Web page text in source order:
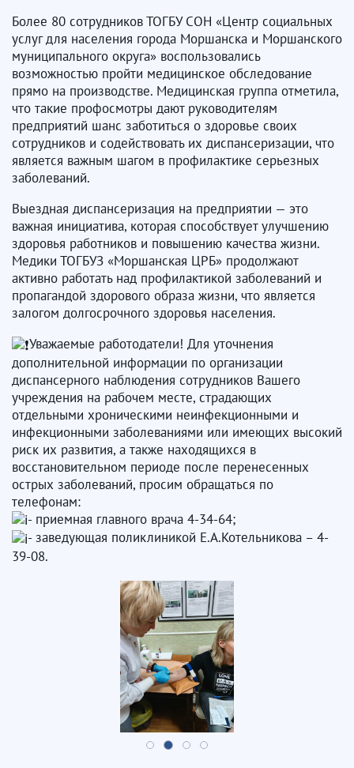
Более 80 сотрудников ТОГБУ СОН «Центр социальных
услуг для населения города Моршанска и Моршанского
муниципального округа» воспользовались
возможностью пройти медицинское обследование
прямо на производстве. Медицинская группа отметила,
что такие профосмотры дают руководителям
предприятий шанс заботиться о здоровье своих
сотрудников и содействовать их диспансеризации, что
является важным шагом в профилактике серьезных
заболеваний.
Выездная диспансеризация на предприятии — это
важная инициатива, которая способствует улучшению
здоровья работников и повышению качества жизни.
Медики ТОГБУЗ «Моршанская ЦРБ» продолжают
активно работать над профилактикой заболеваний и
пропагандой здорового образа жизни, что является
залогом долгосрочного здоровья населения.
Уважаемые работодатели! Для уточнения
дополнительной информации по организации
диспансерного наблюдения сотрудников Вашего
учреждения на рабочем месте, страдающих
отдельными хроническими неинфекционными и
инфекционными заболеваниями или имеющих высокий
риск их развития, а также находящихся в
восстановительном периоде после перенесенных
острых заболеваний, просим обращаться по
телефонам:
- приемная главного врача 4-34-64;
- заведующая поликлиникой Е.А.Котельникова – 4-
39-08.